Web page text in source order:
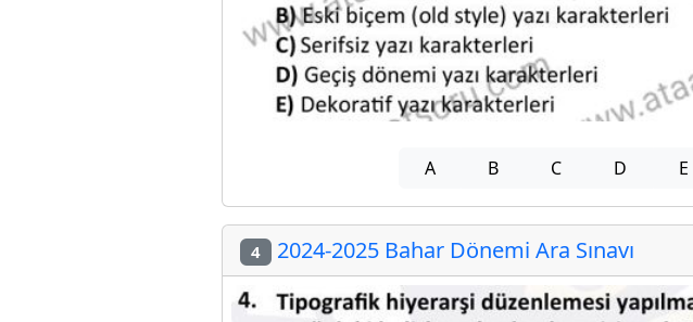
A B C D E
4 2024-2025 Bahar Dönemi Ara Sınavı